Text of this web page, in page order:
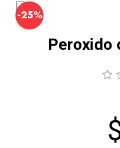
-25%
Peroxido